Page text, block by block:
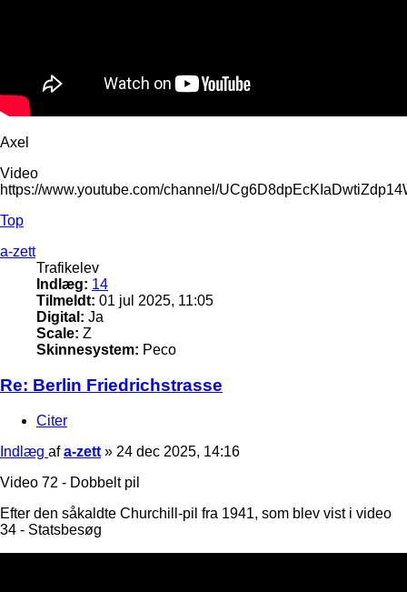
Axel
Video
https://www.youtube.com/channel/
Top
a-zett
Trafikelev
Indlæg: 14
Tilmeldt: 01 jul 2025, 11:05
Digital: Ja
Scale: Z
Skinnesystem: Peco
Re: Berlin Friedrichstrasse
Citer
Indlæg afa-zett » 24 dec 2025, 14:16
Video 72 - Dobbelt pil
Efter den såkaldte Churchill-pil fra 1941, som blev vist i video
34 - Statsbesøg